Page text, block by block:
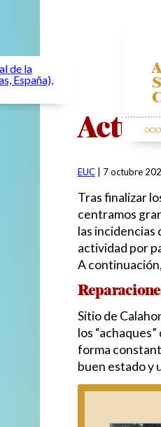
EUC 7 octubre
Tras finalizar
centramos
las incidencias
actividad por
A
Sitio de
los
forma
buen estado y